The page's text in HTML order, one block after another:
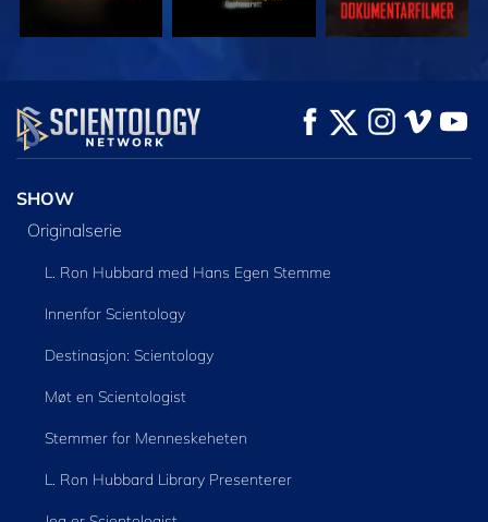
SE UTFORSK SERIEN
SHOW
Originalserie
L. Ron Hubbard med Hans Egen Stemme
Innenfor Scientology
Destinasjon: Scientology
Møt en Scientologist
Stemmer for Menneskeheten
L. Ron Hubbard Library Presenterer